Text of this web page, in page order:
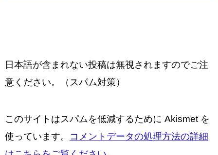
日本語が含まれない投稿は無視されますのでご注
意ください。（スパム対策）
このサイトはスパムを低減するために Akismet を
使っています。
コメントデータの処理方法の詳細